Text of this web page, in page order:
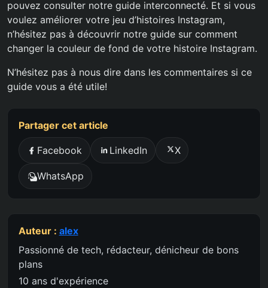
pouvez consulter notre guide interconnecté. Et si vous
voulez améliorer votre jeu d’histoires Instagram,
n’hésitez pas à découvrir notre guide sur comment
changer la couleur de fond de votre histoire Instagram.
N’hésitez pas à nous dire dans les commentaires si ce
guide vous a été utile!
Partager cet article
Facebook LinkedIn X
WhatsApp
Auteur : alex
Passionné de tech, rédacteur, dénicheur de bons
plans
10 ans d'expérience